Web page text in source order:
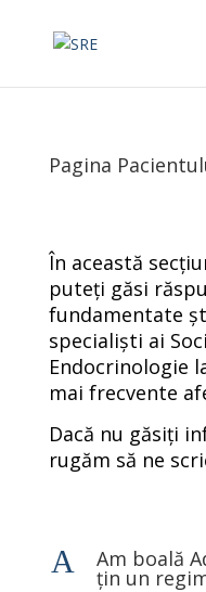
Pagina
În această
puteți găsi
fundamentate
specialiști ai
Endocrinologie
mai frecvente
Dacă nu găsiți
rugăm să ne
A Am boală
țin un